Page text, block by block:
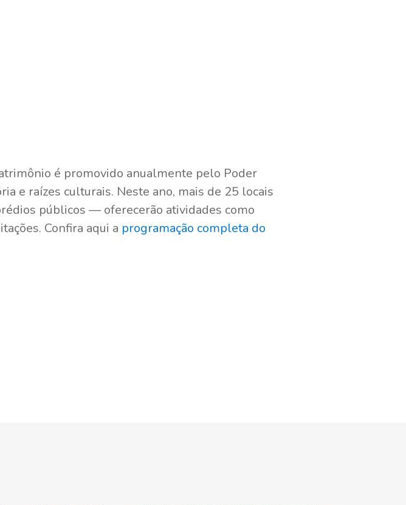
é promovido anualmente pelo Poder
e raízes culturais. Neste ano, mais de 25 locais
públicos — oferecerão atividades como
Confira aqui a programação completa do